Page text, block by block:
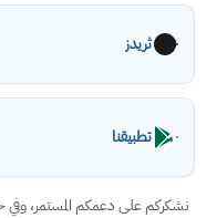
ثريدز
تطبيقنا
نشكركم على دعمكم المستمر، وفي